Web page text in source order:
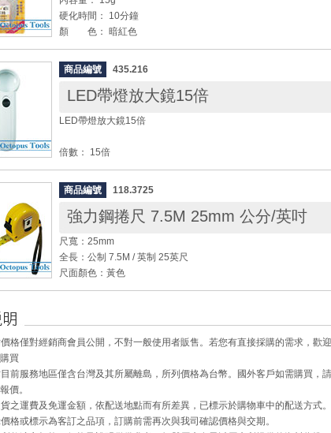
硬化時間： 10分鐘
顏 色： 暗紅色
◆ 適用車輛、家具、窗戶、機械、馬達、眼鏡框、釣具、鞋釘…
定。
◆ 接著固定力強，任何螺絲固定適用
商品編號 435.216
LED帶燈放大鏡15倍
LED帶燈放大鏡15倍
倍數： 15倍
尺寸： 133 x 45 x 26mm
鏡片直徑： 37mm
鏡片材質：玻璃
附有兩個LED(5mm)燈
◆ 適用範圍：印刷業、IC電路板檢查、硬幣等個人蒐集、檢查細小
用均可。
◆ 2個LED燈亮度高，放大效果更清晰。
◆ 開關處凹槽設計，符合人體工學好操作。
商品編號 118.3725
強力鋼捲尺 7.5M 25mm 公分/英吋
尺寬：25mm
全長：公制 7.5M / 英制 25英尺
尺面顏色：黃色
準確數值。
◆ 附腕帶及扣夾，可夾於褲子皮帶腰間
格僅對經銷商會員公開，不對一般使用者販售。若您有直接採購的需求，歡
買
前服務地區僅含台灣及其所屬離島，所列價格為台幣。國外客戶如需購買，
價。
之運費及免運金額，依配送地點而有所差異，已標示於購物車中的配送方式。
格或標示為客訂之品項，訂購前需再次與我司確認價格與交期。